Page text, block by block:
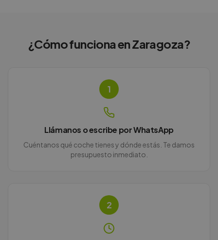
¿Cómo funciona enZaragoza?
1
Llámanos o escribe por WhatsApp
Cuéntanos qué coche tienes y dónde estás. Te damos
presupuesto inmediato.
2